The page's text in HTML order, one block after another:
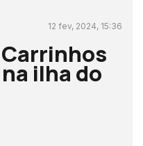
12 fev, 2024, 15:36
Carrinhos
ilha do